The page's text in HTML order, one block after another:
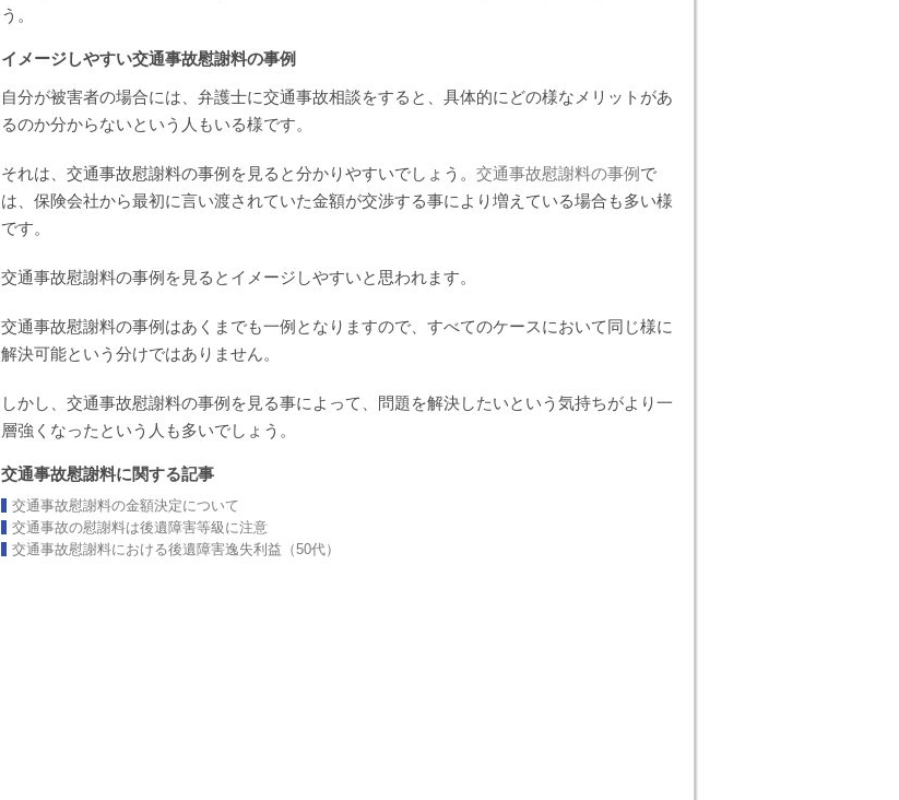
う。
イメージしやすい交通事故慰謝料の事例
自分が被害者の場合には、弁護士に交通事故相談をすると、具体的にどの様なメリットがあ
るのか分からないという人もいる様です。
それは、交通事故慰謝料の事例を見ると分かりやすいでしょう。 交通事故慰謝料の事例で
は、保険会社から最初に言い渡されていた金額が交渉する事により増えている場合も多い様
です。
交通事故慰謝料の事例を見るとイメージしやすいと思われます。
交通事故慰謝料の事例はあくまでも一例となりますので、すべてのケースにおいて同じ様に
解決可能という分けではありません。
しかし、交通事故慰謝料の事例を見る事によって、問題を解決したいという気持ちがより一
層強くなったという人も多いでしょう。
交通事故慰謝料に関する記事
交通事故慰謝料の金額決定について
交通事故の慰謝料は後遺障害等級に注意
交通事故慰謝料における後遺障害逸失利益（50代）